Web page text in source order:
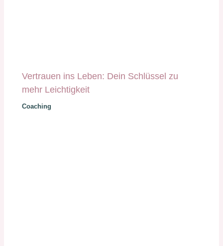
Vertrauen ins Leben: Dein Schlüssel zu
mehr Leichtigkeit
Coaching